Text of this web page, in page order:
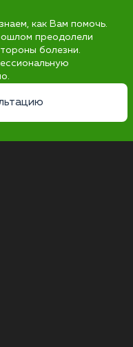
как Вам помочь.
преодолели
болезни.